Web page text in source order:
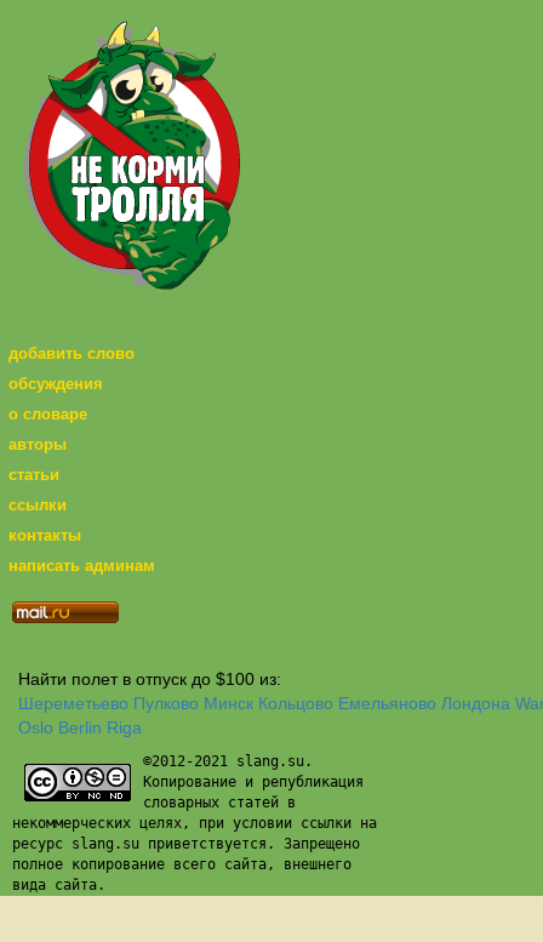
добавить слово
обсуждения
о словаре
авторы
статьи
ссылки
контакты
написать админам
Найти полет в отпуск до $100 из:
Шереметьево Пулково Минск Кольцово Емельяново Лондона
Oslo Berlin Riga
©2012-2021 slang.su.
Копирование и републикация
словарных статей в
некоммерческих целях, при условии ссылки на
ресурс slang.su приветствуется. Запрещено
полное копирование всего сайта, внешнего
вида сайта.